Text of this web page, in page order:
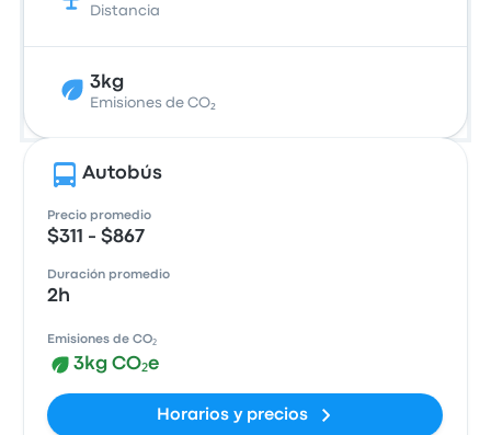
Distancia
3kg
Emisiones de CO₂
Autobús
Precio promedio
$311 - $867
Duración promedio
2h
Emisiones de CO₂
3kg CO₂e
Horarios y precios